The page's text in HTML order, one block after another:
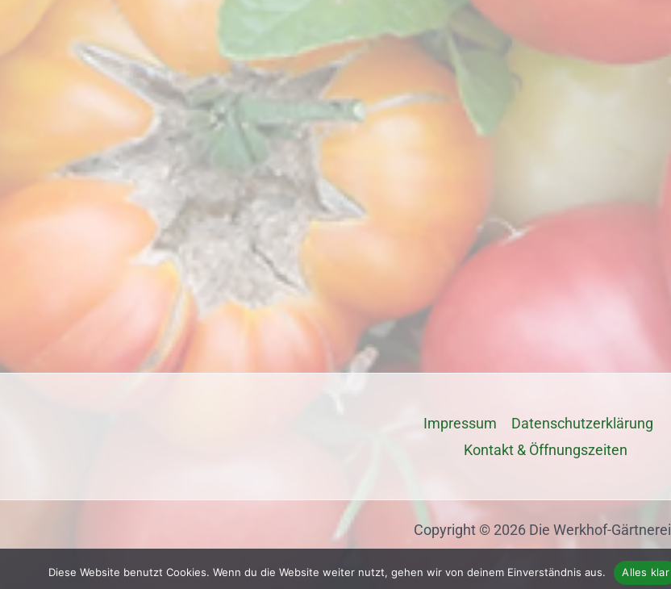
Impressum
Datenschutz­erklärung
Kontakt & Öffnungszeiten
Copyright © 2026 Die Werkhof-Gärtnerei
Diese Website benutzt Cookies. Wenn du die Website weiter nutzt, gehen wir von deinem Einverständnis aus. Alles klar